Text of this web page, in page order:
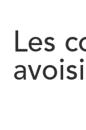
Les